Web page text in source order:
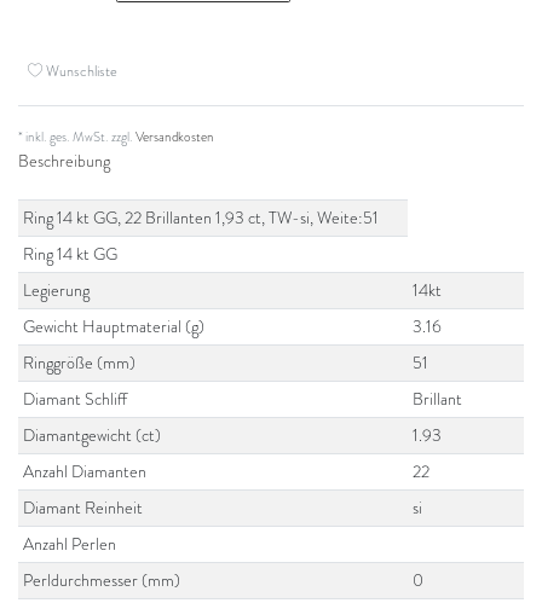
Wunschliste
* inkl. ges. MwSt. zzgl.Versandkosten
Beschreibung
Ring 14 kt GG, 22 Brillanten 1,93 ct, TW-si, Weite:51
Ring 14 kt GG
Legierung
14kt
Gewicht Hauptmaterial (g)
3.16
Ringgröße (mm)
51
Diamant Schliff
Brillant
Diamantgewicht (ct)
1.93
Anzahl Diamanten
22
Diamant Reinheit
si
Anzahl Perlen
Perldurchmesser (mm)
0